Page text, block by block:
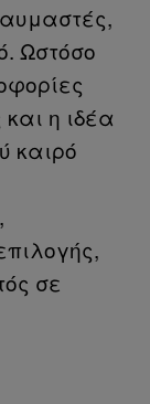
Ωστόσο
η ιδέα
καιρό
σε